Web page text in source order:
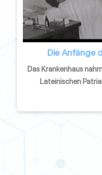
Die Anfänge
Das Krankenhaus
Lateinischen